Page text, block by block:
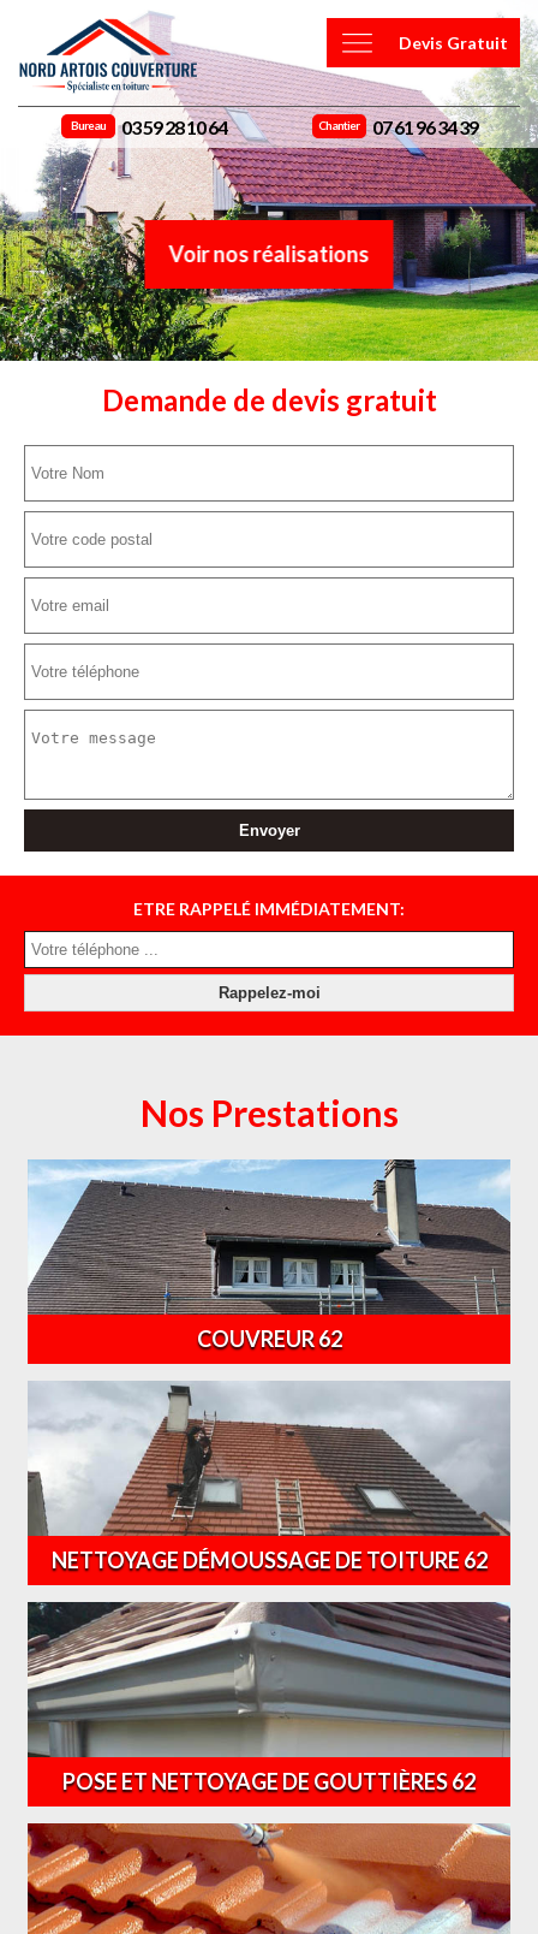
Devis Gratuit
Bureau 03 59 28 10 64 Chantier 07 61 96 34 39
Voir nos réalisations
Demande de devis gratuit
ETRE RAPPELÉ IMMÉDIATEMENT:
Nos Prestations
COUVREUR 62
NETTOYAGE DÉMOUSSAGE DE TOITURE 62
POSE ET NETTOYAGE DE GOUTTIÈRES 62